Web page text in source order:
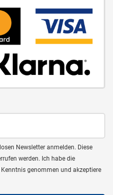
Newsletter anmelden. Diese
werden. Ich habe die
genommen und akzeptiere